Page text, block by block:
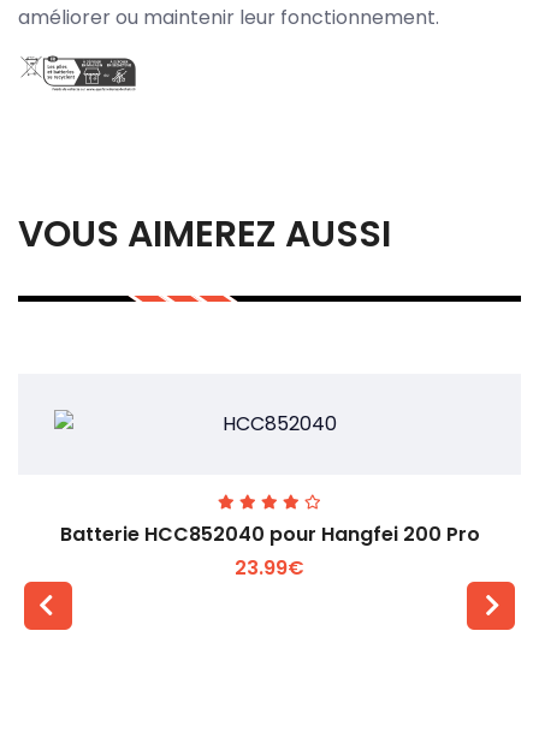
améliorer ou maintenir leur fonctionnement.
VOUS AIMEREZ AUSSI
Batterie HCC852040 pour Hangfei 200 Pro
23.99€